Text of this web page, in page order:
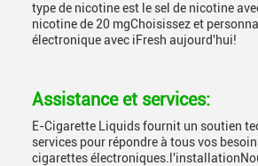
type de nicotine est le sel de nicotine
nicotine de 20 mgChoisissez et
électronique avec iFresh aujourd'hui!
Assistance et services:
E-Cigarette Liquids fournit un soutien
services pour répondre à tous vos
cigarettes